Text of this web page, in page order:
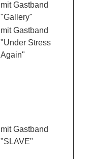
mit Gastband
"Gallery"
mit Gastband
"Under Stress
Again"
mit Gastband
"SLAVE"